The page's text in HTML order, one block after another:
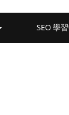
SEO 學